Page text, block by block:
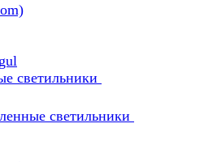
светильники
светильники